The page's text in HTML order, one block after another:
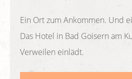
Ein Ort zum Ankommen. Und
Das Hotel in Bad Goisern am
Verweilen einlädt.